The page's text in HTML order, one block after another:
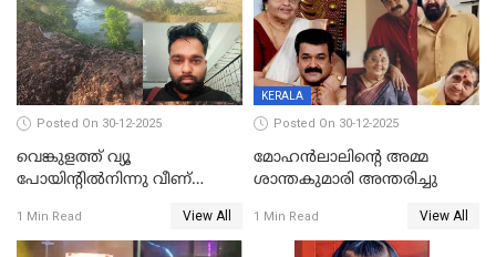
Posted On 30-12-2025
വെങ്കുളത്ത് വ്യൂ
പോയിന്റിൽനിന്നു വീണ്
1 Min Read View All
KERALA
Posted On 30-12-2025
മോഹന്‍ലാലിന്‍റെ അമ്മ
ശാന്തകുമാരി അന്തരിച്ചു
1 Min Read View All